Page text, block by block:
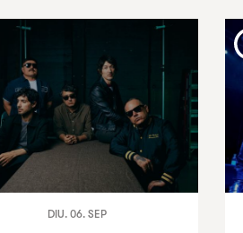
DIU. 06. SEP